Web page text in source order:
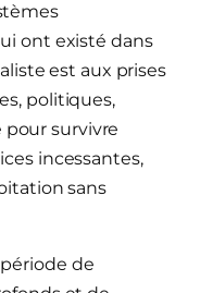
ont existé dans
est aux prises
politiques,
pour survivre
incessantes,
sans
de